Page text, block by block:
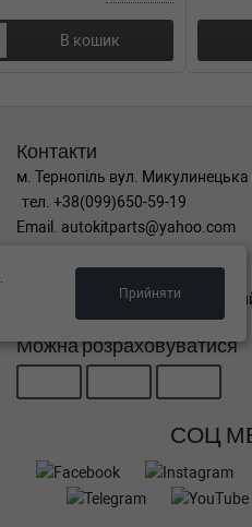
В кошик
Контакти
м. Тернопіль вул. Микулинецька
тел. +38(099)650-59-19
Email. autokitparts@yahoo.com
Графік роботи
пн-пт з 9:00 до 17:00, сб -
Можна розраховуватися
СОЦ
Прийняти